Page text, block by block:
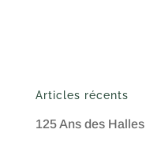
Articles récents
125 Ans des Halles